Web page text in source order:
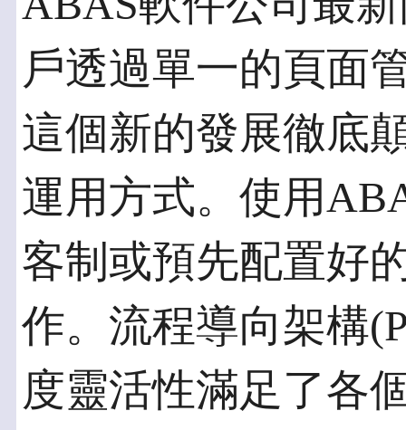
戶透過單一的頁面
這個新的發展徹底
運用方式。使用
客制或預先配置好
作。流程導向架構
度靈活性滿足了各